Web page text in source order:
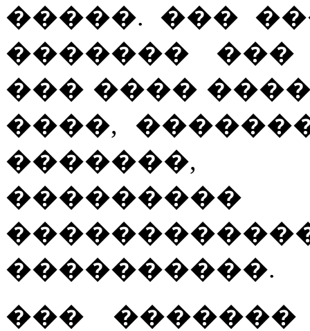
�����. ���
������� ���
��� ����
����,
�������,
����������.
���